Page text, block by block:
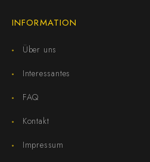
INFORMATION
Über uns
Interessantes
FAQ
Kontakt
Impressum